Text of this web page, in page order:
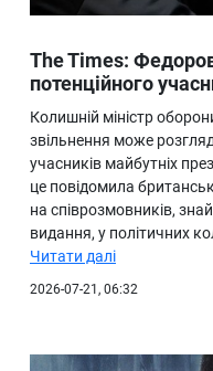
The Times:
потенційного
Колишній міністр
звільнення може
учасників майбутніх
це повідомила
на співрозмовників,
видання, у політичних
Читати далі
2026-07-21, 06:32